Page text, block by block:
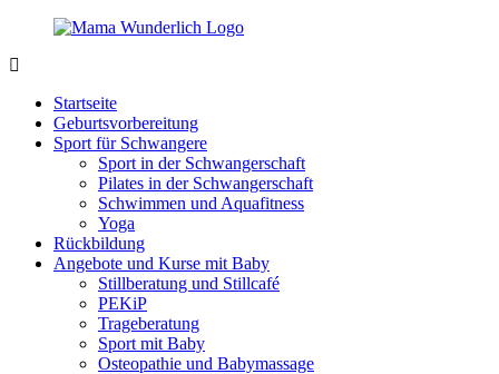
Zurück
Inhalt
sein
wunderbar!
Startseite
Geburtsvorbereitung
Sport für Schwangere
Sport in der Schwangerschaft
Pilates in der Schwangerschaft
Schwimmen und Aquafitness
Yoga
Rückbildung
Angebote und Kurse mit Baby
Stillberatung und Stillcafé
PEKiP
Trageberatung
Sport mit Baby
Osteopathie und Babymassage